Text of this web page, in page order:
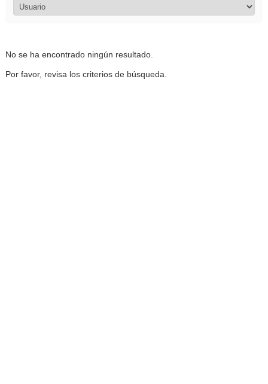
No se ha encontrado ningún resultado.
Por favor, revisa los criterios de búsqueda.